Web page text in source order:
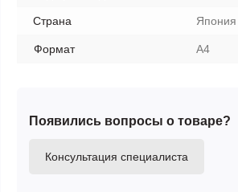
Страна Япония
Формат A4
Появились вопросы о товаре?
Консультация специалиста